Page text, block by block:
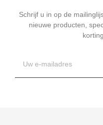
Schrijf u in op de
nieuwe producten,